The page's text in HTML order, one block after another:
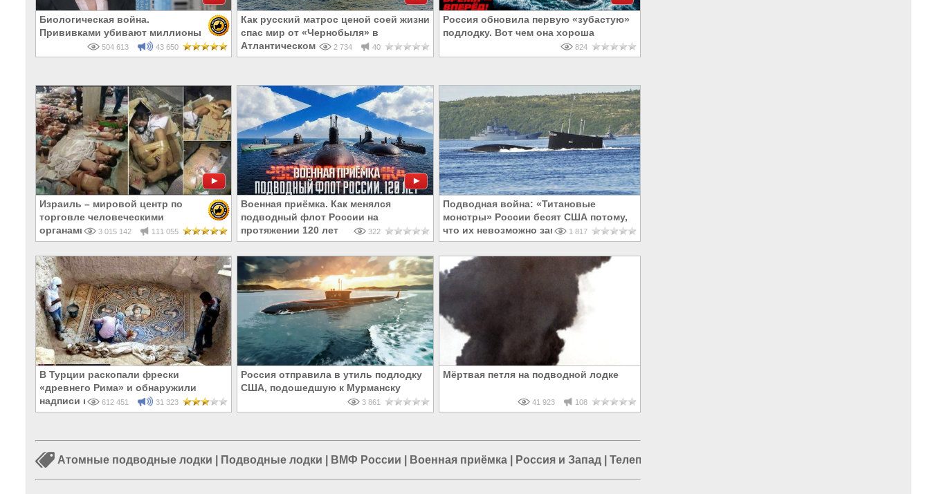
Биологическая война.
Прививками убивают миллионы
504 613 43 650
Как русский матрос ценой соей жизни
спас мир от «Чернобыля» в
Атлантическом океане
2 734 40
Россия обновила первую «зубастую»
подлодку. Вот чем она хороша
824
Израиль – мировой центр по
торговле человеческими
органами
3 015 142 111 055
Военная приёмка. Как менялся
подводный флот России на
протяжении 120 лет
322
Подводная война: «Титановые
монстры» России бесят США потому,
что их невозможно заметить
1 817
В Турции раскопали фрески
«древнего Рима» и обнаружили
надписи на Русском!
612 451 31 323
Россия отправила в утиль подлодку
США, подошедшую к Мурманску
3 861
Мёртвая петля на подводной лодке
41 923 108
Атомные подводные лодки Подводные лодки ВМФ России Военная приёмка Россия и Запад Телепередачи в России